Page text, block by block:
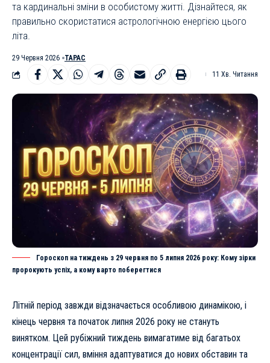
та кардинальні зміни в особистому житті. Дізнайтеся, як
правильно скористатися астрологічною енергією цього
літа.
29 Червня 2026
ТАРАС
11 Хв. Читання
Гороскоп на тиждень з 29 червня по 5 липня 2026 року: Кому зірки
пророкують успіх, а кому варто поберегтися
Літній період завжди відзначається особливою динамікою, і
кінець червня та початок липня 2026 року не стануть
винятком. Цей рубіжний тиждень вимагатиме від багатьох
концентрації сил, вміння адаптуватися до нових обставин та